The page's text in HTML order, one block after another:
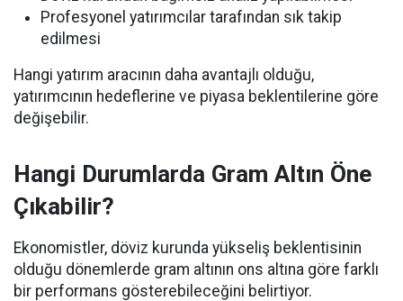
Profesyonel yatırımcılar tarafından sık takip
edilmesi
Hangi yatırım aracının daha avantajlı olduğu,
yatırımcının hedeflerine ve piyasa beklentilerine göre
değişebilir.
Hangi Durumlarda Gram Altın Öne
Çıkabilir?
Ekonomistler, döviz kurunda yükseliş beklentisinin
olduğu dönemlerde gram altının ons altına göre farklı
bir performans gösterebileceğini belirtiyor.